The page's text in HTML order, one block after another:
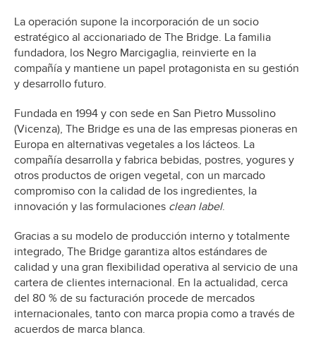
La operación supone la incorporación de un socio
estratégico al accionariado de The Bridge. La familia
fundadora, los Negro Marcigaglia, reinvierte en la
compañía y mantiene un papel protagonista en su gestión
y desarrollo futuro.
Fundada en 1994 y con sede en San Pietro Mussolino
(Vicenza), The Bridge es una de las empresas pioneras en
Europa en alternativas vegetales a los lácteos. La
compañía desarrolla y fabrica bebidas, postres, yogures y
otros productos de origen vegetal, con un marcado
compromiso con la calidad de los ingredientes, la
innovación y las formulaciones clean label.
Gracias a su modelo de producción interno y totalmente
integrado, The Bridge garantiza altos estándares de
calidad y una gran flexibilidad operativa al servicio de una
cartera de clientes internacional. En la actualidad, cerca
del 80 % de su facturación procede de mercados
internacionales, tanto con marca propia como a través de
acuerdos de marca blanca.